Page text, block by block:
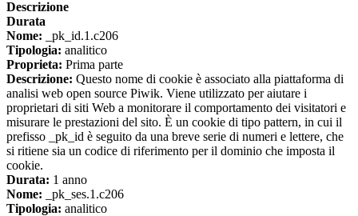
Descrizione
Durata
Nome: _pk_id.1.c206
Tipologia: analitico
Proprieta: Prima parte
Descrizione: Questo nome di cookie è associato alla piattaforma di
analisi web open source Piwik. Viene utilizzato per aiutare i
proprietari di siti Web a monitorare il comportamento dei visitatori e
misurare le prestazioni del sito. È un cookie di tipo pattern, in cui il
prefisso _pk_id è seguito da una breve serie di numeri e lettere, che
si ritiene sia un codice di riferimento per il dominio che imposta il
cookie.
Durata: 1 anno
Nome: _pk_ses.1.c206
Tipologia: analitico